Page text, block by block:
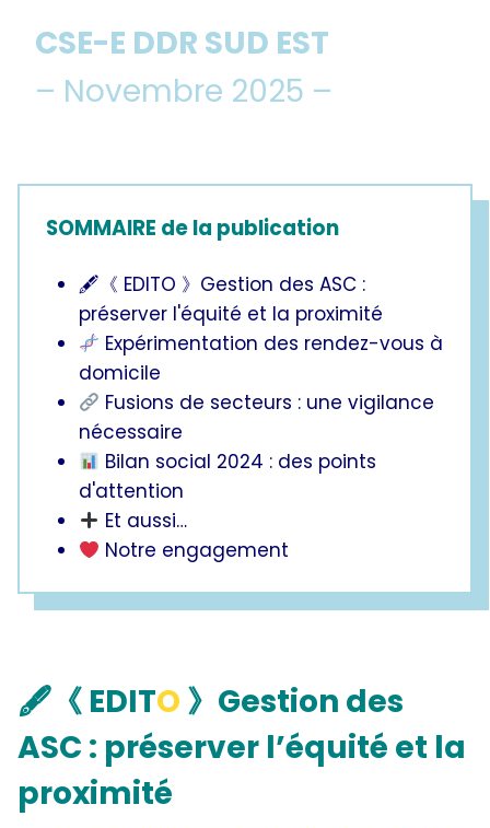
CSE-E DDR SUD EST
– Novembre 2025 –
SOMMAIRE de la publication
🖋《 EDITO 》Gestion des ASC :
préserver l'équité et la proximité
Expérimentation des rendez-vous à
domicile
Fusions de secteurs : une vigilance
nécessaire
Bilan social 2024 : des points
d'attention
Et aussi…
Notre engagement
🖋 《 EDITO 》 Gestion des
ASC : préserver l’équité et la
proximité